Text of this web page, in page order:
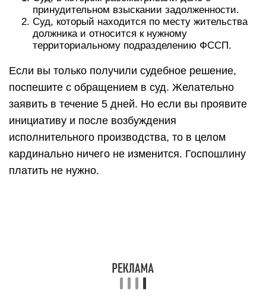
Порядок оплаты штрафа
Общий срок для исполнения наказания в
денежной форме устанавливается статьёй 32.2
Кодекса об административных правонарушениях
Российской Федерации (КоАП РФ).
Для оплаты штрафа гражданам РФ даётся 60
дней в календарном исчислении. Срок
отсчитывается с даты вступления в законную
силу соответствующего постановления. 10 суток
дней, то в течение 10 суток изготавливается
второй экземпляр и направляется приставу